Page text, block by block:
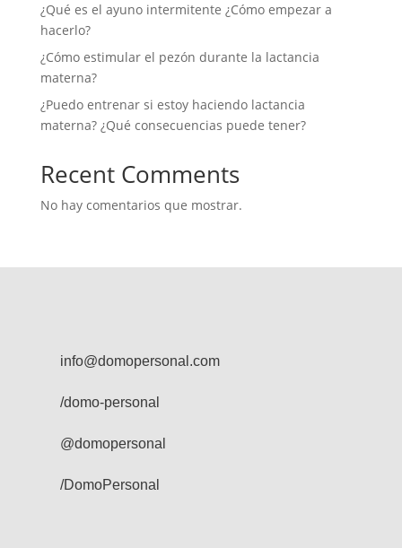
¿Qué es el ayuno intermitente ¿Cómo empezar a
hacerlo?
¿Cómo estimular el pezón durante la lactancia
materna?
¿Puedo entrenar si estoy haciendo lactancia
materna? ¿Qué consecuencias puede tener?
Recent Comments
No hay comentarios que mostrar.
info@domopersonal.com
/domo-personal
@domopersonal
/DomoPersonal